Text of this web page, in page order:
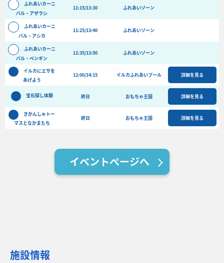
フード&ショップ
よくある質問
団体向けプラン情報 ビーチランド支援プログラム
ふれあいカーニ
バル・アザラシ
11:15/13:30 ふれあいゾーン
ふれあいカーニ
バル・アシカ
11:25/13:40 ふれあいゾーン
ふれあいカーニ
バル・ペンギン
11:35/13:50 ふれあいゾーン
イルカにエサを
あげよう
12:00/14:15 イルカふれあいプール 詳細を見る
宝石探し体験 終日 おもちゃ王国 詳細を見る
きかんしゃトー
マスとなかまたち
終日 おもちゃ王国 詳細を見る
イベントページへ
施設情報